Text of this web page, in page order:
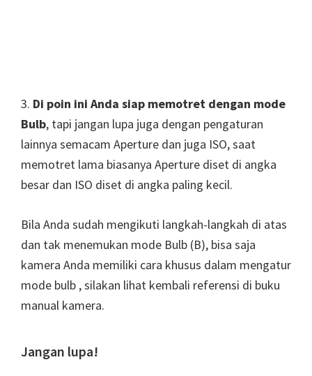
3. Di poin ini Anda siap memotret dengan mode
Bulb, tapi jangan lupa juga dengan pengaturan
lainnya semacam Aperture dan juga ISO, saat
memotret lama biasanya Aperture diset di angka
besar dan ISO diset di angka paling kecil.
Bila Anda sudah mengikuti langkah-langkah di atas
dan tak menemukan mode Bulb (B), bisa saja
kamera Anda memiliki cara khusus dalam mengatur
mode bulb , silakan lihat kembali referensi di buku
manual kamera.
Jangan lupa!